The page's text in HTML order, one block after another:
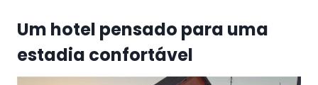
Um hotel pensado para uma
estadia confortável